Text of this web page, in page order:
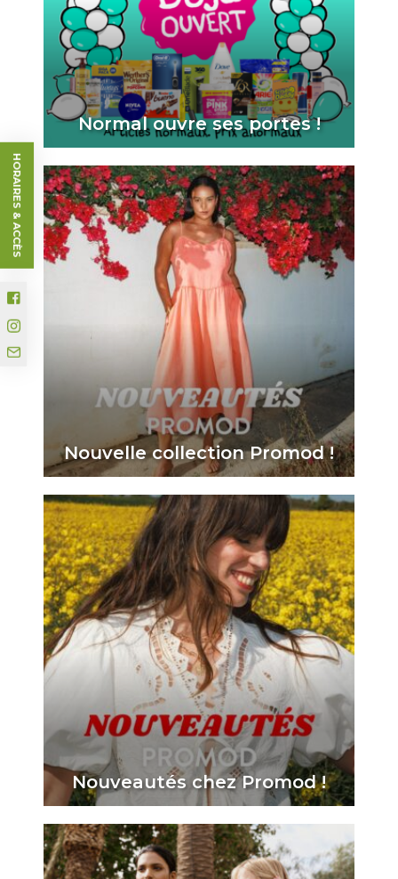
Normal ouvre ses portes !
Nouvelle collection Promod !
Nouveautés chez Promod !
HORAIRES & ACCÈS